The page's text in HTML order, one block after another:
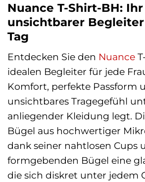
Nuance T-Shirt-BH: Ihr
unsichtbarer
Tag
Entdecken Sie den Nuance
idealen Begleiter für jede
Komfort, perfekte Passform
unsichtbares Tragegefühl
anliegender Kleidung legt.
Bügel aus hochwertiger
dank seiner nahtlosen Cups
formgebenden Bügel eine
die sich diskret unter jedem